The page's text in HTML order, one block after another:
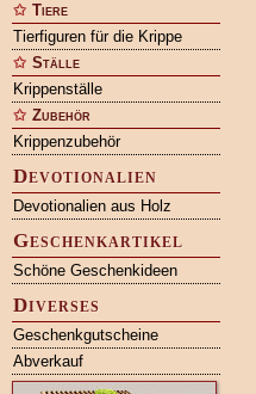
Tiere
Tierfiguren für die Krippe
Ställe
Krippenställe
Zubehör
Krippenzubehör
Devotionalien
Devotionalien aus Holz
Geschenkartikel
Schöne Geschenkideen
Diverses
Geschenkgutscheine
Abverkauf